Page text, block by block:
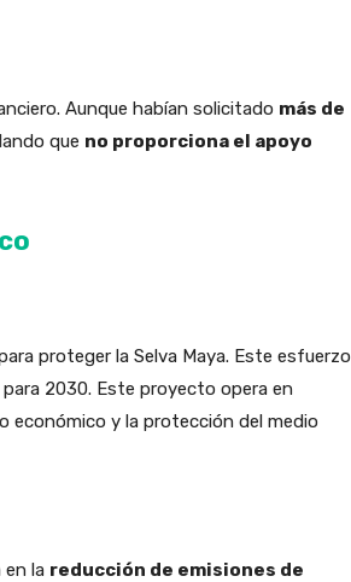
Aunque habían solicitado más de
que no proporciona el apoyo
proteger la Selva Maya. Este esfuerzo
2030. Este proyecto opera en
económico y la protección del medio
en la reducción de emisiones de